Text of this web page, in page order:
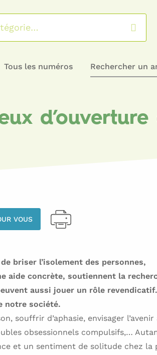
Tous les numéros Rechercher un
VOUS
briser l’isolement des personnes,
aide concrète, soutiennent la
aussi jouer un rôle
notre société.
souffrir d’aphasie, envisager l’avenir
obsessionnels compulsifs,…
et un sentiment de solitude chez la